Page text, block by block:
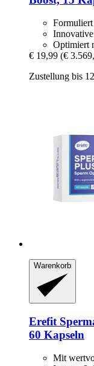
Optimiert
€ 19,99 (€
Zustellung bis
Warenkorb
Erefit
60 Kapseln
Mit